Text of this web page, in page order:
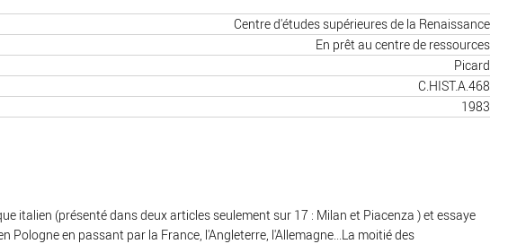
Centre d'études supérieures de la Renaissance
En prêt au centre de ressources
Picard
C.HIST.A.468
1983
italien (présenté dans deux articles seulement sur 17 : Milan et Piacenza ) et essaye
en passant par la France, l'Angleterre, l'Allemagne...La moitié des